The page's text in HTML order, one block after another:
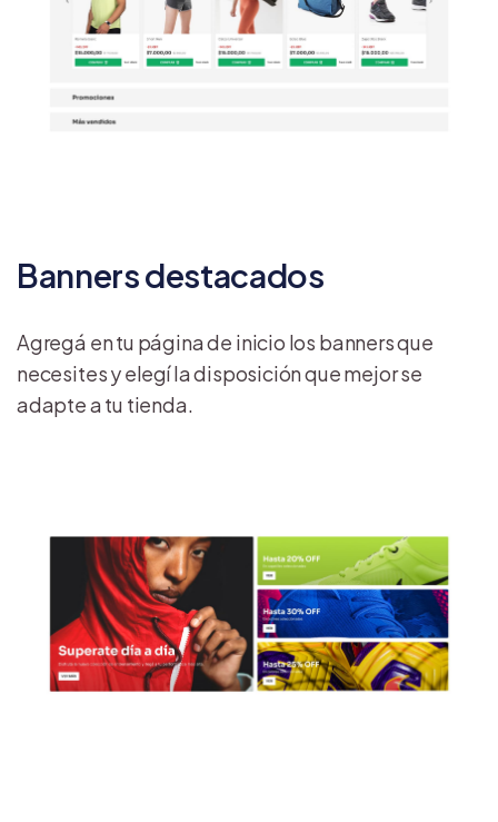
Banners destacados
Agregá en tu página de inicio los banners que
necesites y elegí la disposición que mejor se
adapte a tu tienda.